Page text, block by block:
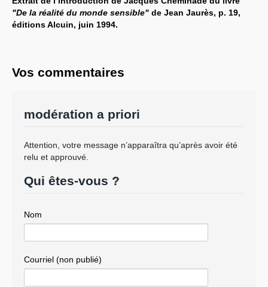
"De la réalité du monde sensible" de Jean Jaurès, p. 19,
éditions Alcuin, juin 1994.
Vos commentaires
modération a priori
Attention, votre message n’apparaîtra qu’après avoir été
relu et approuvé.
Qui êtes-vous ?
Nom
Courriel (non publié)